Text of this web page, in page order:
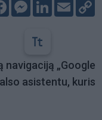
FacebookMessenger
LinkedIn
Email
navigaciją „Google
asistentu, kuris